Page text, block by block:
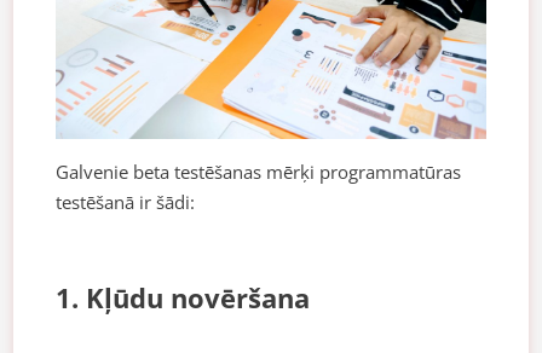
Galvenie beta testēšanas mērķi programmatūras
testēšanā ir šādi:
1. Kļūdu novēršana